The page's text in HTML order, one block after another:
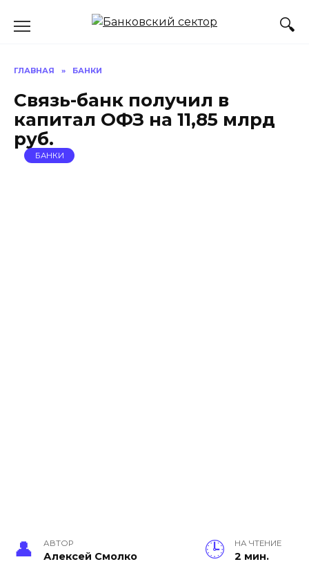
ГЛАВНАЯ » БАНКИ
Связь-банк получил в
капитал ОФЗ на 11,85 млрд
руб.
БАНКИ
АВТОР
Алексей Смолко
НА ЧТЕНИЕ
2 мин.